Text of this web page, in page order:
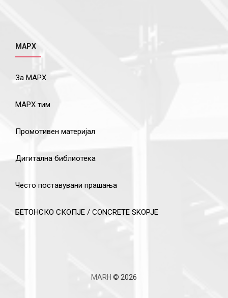
МАРХ
За МАРХ
МАРХ тим
Промотивен материјал
Дигитална библиотека
Често поставувани прашања
БЕТОНСКО СКОПЈЕ / CONCRETE SKOPJE
MARH © 2026